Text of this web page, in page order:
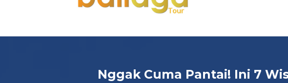
Nggak Cuma Pantai! Ini 7